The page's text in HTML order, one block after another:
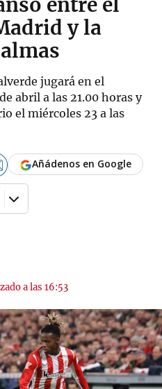
y la
jugará en el
abril a las 21.00 horas y
el miércoles 23 a las
a las 16:53
Añádenos en Google